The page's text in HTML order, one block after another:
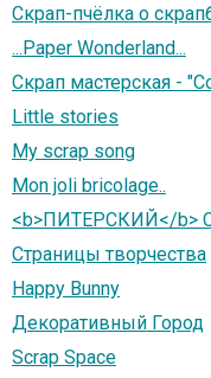
Скрап-пчёлка о
...Paper Wonderland...
Скрап мастерская -
Little stories
My scrap song
Mon joli bricolage..
<b>ПИТЕРСКИЙ</b>
Страницы творчества
Happy Bunny
Декоративный Город
Scrap Space